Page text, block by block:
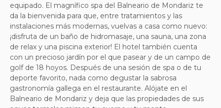
equipado. El magnífico spa del Balneario de Mondariz te
da la bienvenida para que, entre tratamientos y las
instalaciones más modernas, vuelvas a casa como nuevo:
¡disfruta de un baño de hidromasaje, una sauna, una zona
de relax y una piscina exterior! El hotel también cuenta
con un precioso jardín por el que pasear y de un campo de
golf de 18 hoyos. Después de una sesión de spa o de tu
deporte favorito, nada como degustar la sabrosa
gastronomía gallega en el restaurante. Alójate en el
Balneario de Mondariz y deja que las propiedades de sus